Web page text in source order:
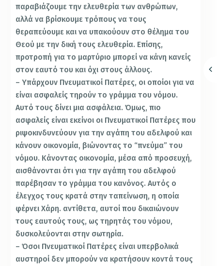
παραβιάζουμε την ελευθερία των ανθρώπων,
αλλά να βρίσκουμε τρόπους να τους
θεραπεύουμε και να υπακούουν στο θέλημα του
Θεού με την δική τους ελευθερία. Επίσης,
προτροπή για το μαρτύριο μπορεί να κάνη κανείς
στον εαυτό του και όχι στους άλλους.
– Υπάρχουν Πνευματικοί Πατέρες, οι οποίοι για να
είναι ασφαλείς τηρούν το γράμμα του νόμου.
Αυτό τους δίνει μια ασφάλεια. Όμως, πιο
ασφαλείς είναι εκείνοι οι Πνευματικοί Πατέρες που
ριψοκινδυνεύουν για την αγάπη του αδελφού και
κάνουν οικονομία, βιώνοντας το “πνεύμα” του
νόμου. Κάνοντας οικονομία, μέσα από προσευχή,
αισθάνονται ότι για την αγάπη του αδελφού
παρέβησαν το γράμμα του κανόνος. Αυτός ο
έλεγχος τους κρατά στην ταπείνωση, η οποία
φέρνει Χάρη. αντίθετα, αυτοί που δικαιώνουν
τους εαυτούς τους, ως τηρητάς του νόμου,
δυσκολεύονται στην σωτηρία.
– Όσοι Πνευματικοί Πατέρες είναι υπερβολικά
αυστηροί δεν μπορούν να κρατήσουν κοντά τους